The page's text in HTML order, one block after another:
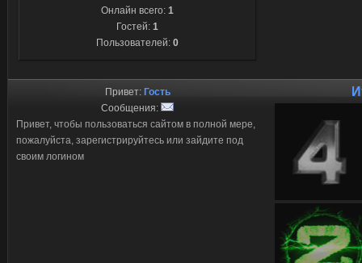
Онлайн всего: 1
Гостей: 1
Пользователей: 0
Привет: Гость
Сообщения:
Привет, чтобы пользоваться сайтом в полной мере,
пожалуйста, зарегистрируйтесь или зайдите под
своим логином